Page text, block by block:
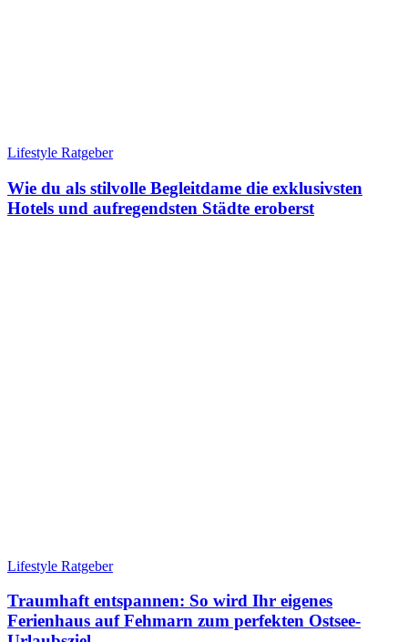
Lifestyle Ratgeber
Wie du als stilvolle Begleitdame die exklusivsten
Hotels und aufregendsten Städte eroberst
Lifestyle Ratgeber
Traumhaft entspannen: So wird Ihr eigenes
Ferienhaus auf Fehmarn zum perfekten Ostsee-